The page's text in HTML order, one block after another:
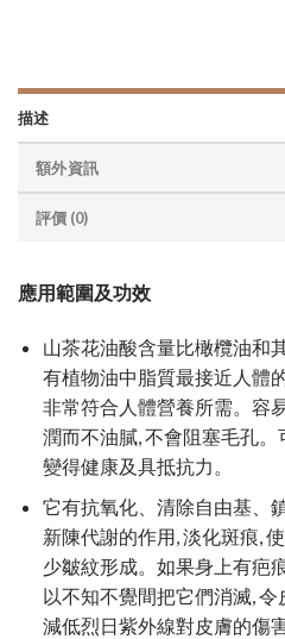
描述
額外資訊
評價 (0)
應用範圍及功效
山茶花油酸含量比橄欖油和
有植物油中脂質最接近人體
非常符合人體營養所需。容
潤而不油膩, 不會阻塞毛孔
變得健康及具抵抗力。
它有抗氧化、清除自由基、
新陳代謝的作用, 淡化斑痕,
少皺紋形成。如果身上有疤
以不知不覺間把它們消滅,
減低烈日紫外線對皮膚的傷